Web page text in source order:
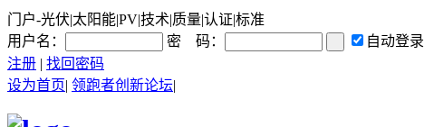
门户-光伏|太阳能|PV|技术|质量|认证|标准
用户名：
密 码： 自动登录
注册 | 找回密码
设为首页| 领跑者创新论坛|